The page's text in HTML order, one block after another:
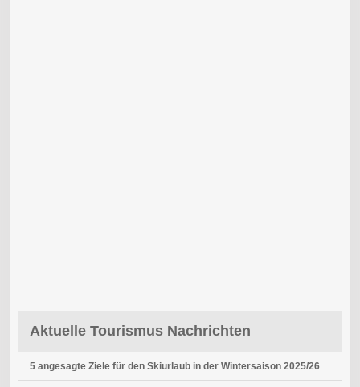
Aktuelle Tourismus Nachrichten
5 angesagte Ziele für den Skiurlaub in der Wintersaison 2025/26